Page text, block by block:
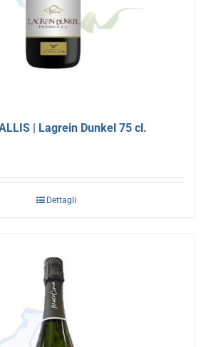
| Lagrein Dunkel 75 cl.
Dettagli